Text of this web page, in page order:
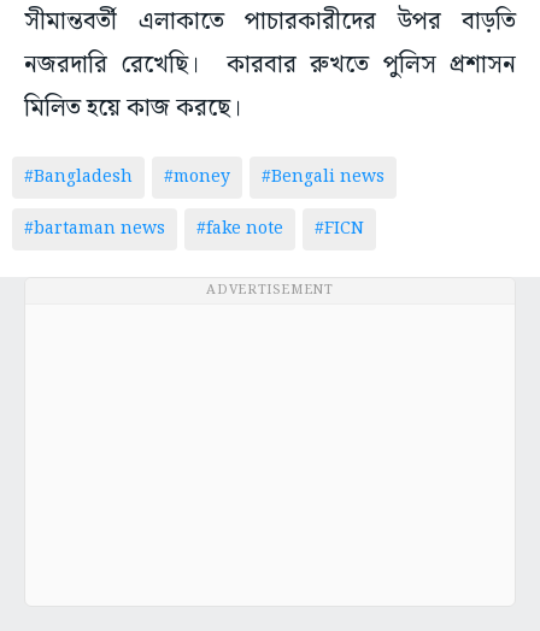
সীমান্তবর্তী এলাকাতে পাচারকারীদের উপর বাড়তি
নজরদারি রেখেছি। কারবার রুখতে পুলিস প্রশাসন
মিলিত হয়ে কাজ করছে।
#Bangladesh #money
#Bengali news
#bartaman news
#fake note #FICN
ADVERTISEMENT